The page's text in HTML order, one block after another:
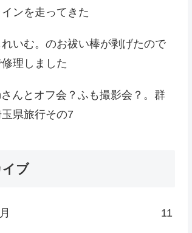
ンを走ってきた
いむ。のお祓い棒が剥げたので
理しました
んとオフ会？ふも撮影会？。群
県旅行その7
イブ
11